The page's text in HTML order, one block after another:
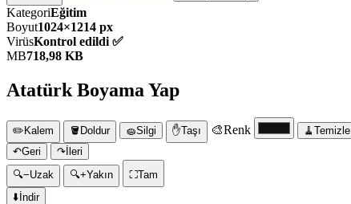
KategoriEğitim
Boyut1024×1214 px
VirüsKontrol edildi ✅
MB718,98 KB
Atatürk Boyama Yap
✏️Kalem 🪣 Doldur 🧽Silgi ✋Taşı 🎨Renk 🧹 Temizle
↶Geri ↷İleri
🔍−Uzak 🔍+Yakın ⛶Tam
⬇️İndir